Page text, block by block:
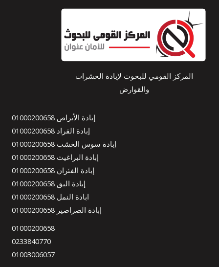
المركز القومي للبحوث لإبادة الحشرات
والقوارض
إبادة الأبراص 01000200658
إبادة القراد 01000200658
إبادة سوس الخشب 01000200658
إبادة البراغيث 01000200658
إبادة الفئران 01000200658
إبادة البق 01000200658
ابادة النمل 01000200658
إبادة الصراصير 01000200658
01000200658
0233840770
01003006057